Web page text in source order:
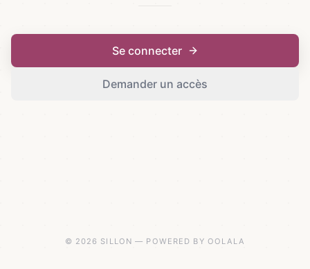
Se connecter
Demander un accès
© 2026 SILLON — POWERED BY OOLALA